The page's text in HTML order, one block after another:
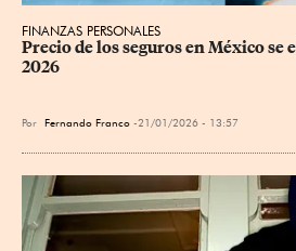
FINANZAS PERSONALES
Precio de los seguros en México se
2026
Por Fernando Franco 21/01/2026 - 13:57